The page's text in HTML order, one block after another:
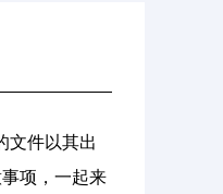
文件以其出
项，一起来